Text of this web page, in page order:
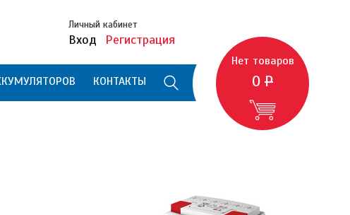
Личный кабинет
Вход Регистрация
КОНТАКТЫ
Нет товаров
0 Р